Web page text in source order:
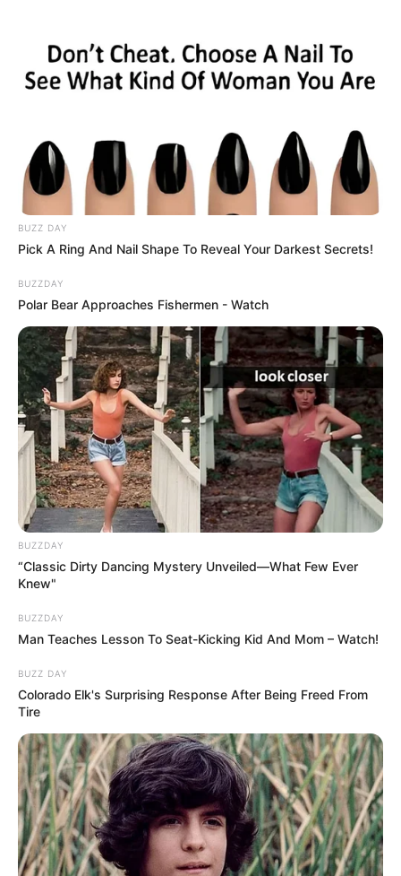
BUZZ DAY
Pick A Ring And Nail Shape To Reveal Your Darkest Secrets!
BUZZDAY
Polar Bear Approaches Fishermen - Watch
BUZZDAY
“Classic Dirty Dancing Mystery Unveiled—What Few Ever
Knew"
BUZZDAY
Man Teaches Lesson To Seat-Kicking Kid And Mom – Watch!
BUZZ DAY
Colorado Elk's Surprising Response After Being Freed From
Tire